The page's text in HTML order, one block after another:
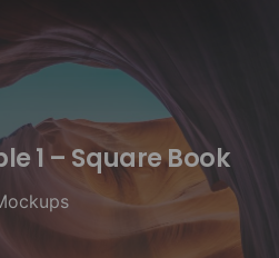
1 – Square Book